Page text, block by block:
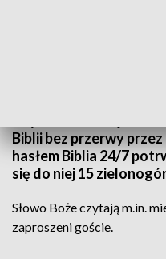
Biblii bez przerwy
hasłem Biblia 24/7
się do niej 15
Słowo Boże czytają m.in.
zaproszeni goście.